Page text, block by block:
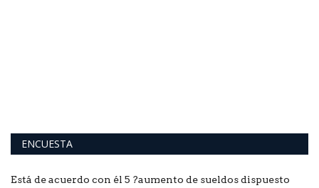
ENCUESTA
Está de acuerdo con él 5 ?aumento de sueldos dispuesto